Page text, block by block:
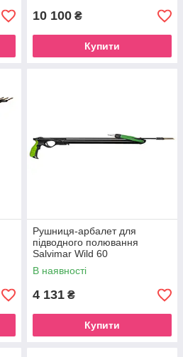
10 100 ₴
Купити
Рушниця-арбалет для
підводного полювання
Salvimar Wild 60
В наявності
4 131 ₴
Купити